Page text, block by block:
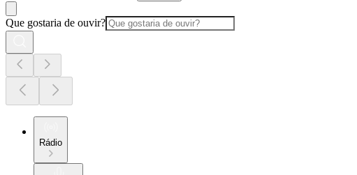
Que gostaria de ouvir?
Rádio